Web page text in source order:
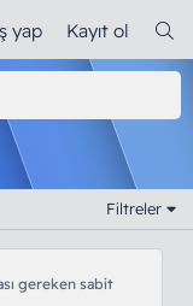
yap Kayıt ol
Filtreler
gereken sabit